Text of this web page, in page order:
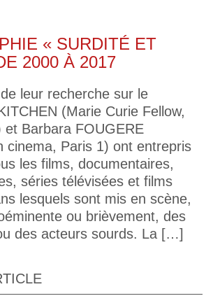
« SURDITÉ ET
2000 À 2017
leur recherche sur le
(Marie Curie Fellow,
et Barbara FOUGERE
cinema, Paris 1) ont entrepris
les films, documentaires,
séries télévisées et films
lesquels sont mis en scène,
ou brièvement, des
des acteurs sourds. La […]